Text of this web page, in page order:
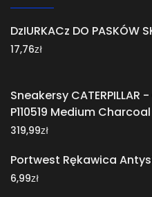
DzIURKACz DO PASKÓW
17,76zł
Sneakersy
P110519 Medium Charcoal
319,99zł
Portwest Rękawica
6,99zł